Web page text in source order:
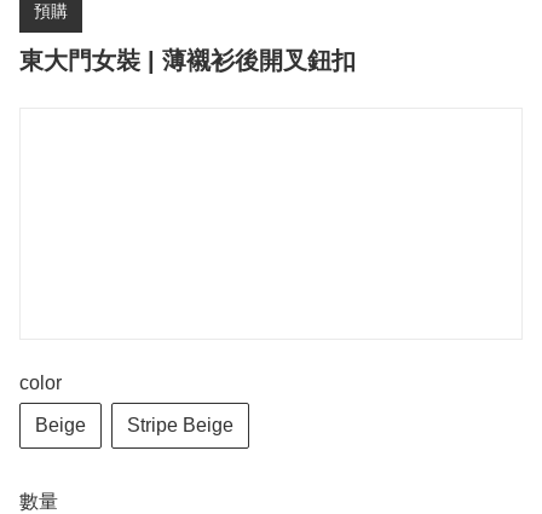
預購
東大門女裝 | 薄襯衫後開叉鈕扣
color
Beige Stripe Beige
數量